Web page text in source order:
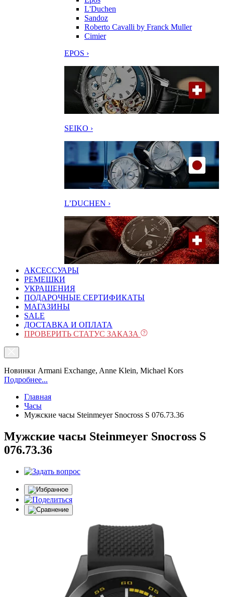
L'Duchen
Sandoz
Roberto Cavalli by Franck Muller
Cimier
EPOS ›
SEIKO ›
L’DUCHEN ›
АКСЕССУАРЫ
РЕМЕШКИ
УКРАШЕНИЯ
ПОДАРОЧНЫЕ СЕРТИФИКАТЫ
МАГАЗИНЫ
SALE
ДОСТАВКА И ОПЛАТА
ПРОВЕРИТЬ СТАТУС ЗАКАЗА
Новинки Armani Exchange, Anne Klein, Michael Kors
Подробнее...
Главная
Часы
Мужские часы Steinmeyer Snocross S 076.73.36
Мужские часы Steinmeyer Snocross S
076.73.36